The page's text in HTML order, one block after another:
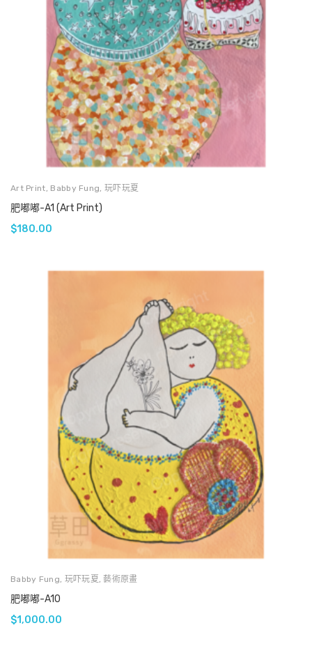
Art Print, Babby Fung, 玩吓玩夏
肥嘟嘟-A1 (Art Print)
$180.00
Babby Fung, 玩吓玩夏 , 藝術原畫
肥嘟嘟-A10
$1,000.00